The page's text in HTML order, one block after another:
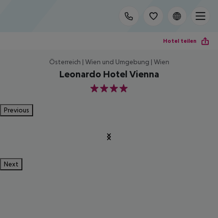
Hotel teilen
Österreich | Wien und Umgebung | Wien
Leonardo Hotel Vienna
4
Previous
Next